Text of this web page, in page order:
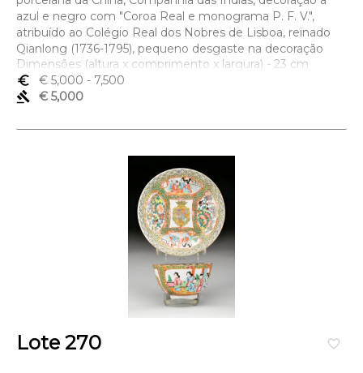
azul e negro com "Coroa Real e monograma P. F. V.",
atribuído ao Colégio Real dos Nobres de Lisboa, reinado
Qianlong (1736-1795), pequeno desgaste na decoração
Dimensões (altura x comprimento x largura) - 23 cm
euro_symbol
€ 5,000 - 7,500
gavel
€ 5,000
favorite_border
Lote 270